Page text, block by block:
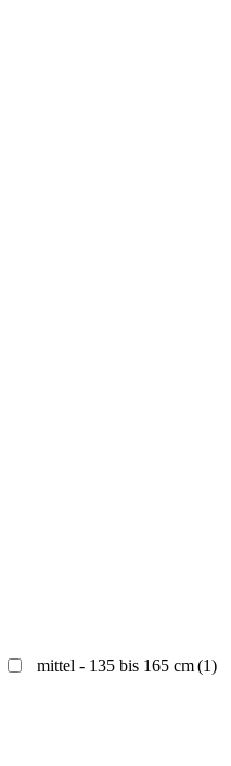
mittel - 135 bis 165 cm(1)